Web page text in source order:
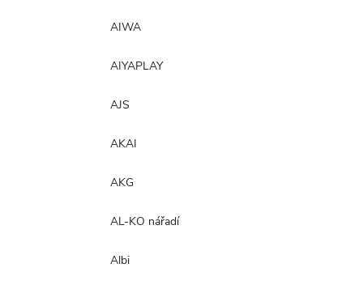
AIWA
AIYAPLAY
AJS
AKAI
AKG
AL-KO nářadí
Albi